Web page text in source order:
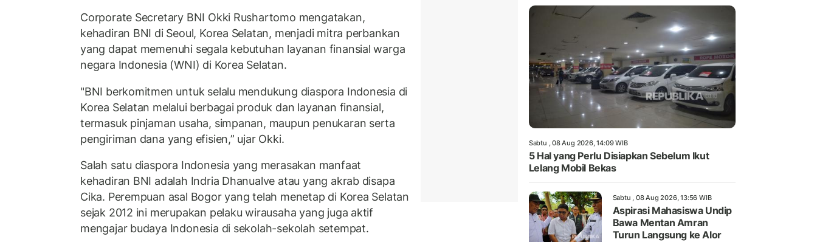
Corporate Secretary BNI Okki Rushartomo mengatakan,
kehadiran BNI di Seoul, Korea Selatan, menjadi mitra perbankan
yang dapat memenuhi segala kebutuhan layanan finansial warga
negara Indonesia (WNI) di Korea Selatan.
"BNI berkomitmen untuk selalu mendukung diaspora Indonesia di
Korea Selatan melalui berbagai produk dan layanan finansial,
termasuk pinjaman usaha, simpanan, maupun penukaran serta
pengiriman dana yang efisien,” ujar Okki.
Salah satu diaspora Indonesia yang merasakan manfaat
kehadiran BNI adalah Indria Dhanualve atau yang akrab disapa
Cika. Perempuan asal Bogor yang telah menetap di Korea Selatan
sejak 2012 ini merupakan pelaku wirausaha yang juga aktif
mengajar budaya Indonesia di sekolah-sekolah setempat.
Sabtu , 08 Aug 2026, 14:09 WIB
5 Hal yang Perlu Disiapkan Sebelum Ikut
Lelang Mobil Bekas
Sabtu , 08 Aug 2026, 13:56 WIB
Aspirasi Mahasiswa Undip
Bawa Mentan Amran
Turun Langsung ke Alor